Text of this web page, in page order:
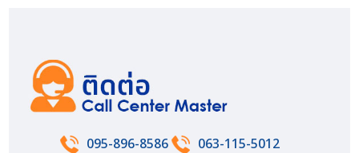
095-896-8586 063-115-5012